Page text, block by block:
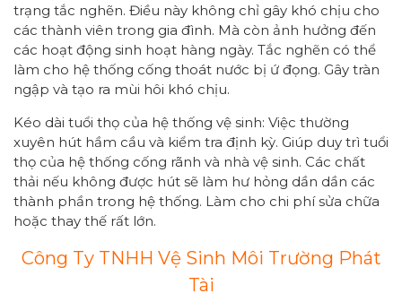
trạng tắc nghẽn. Điều này không chỉ gây khó chịu cho
các thành viên trong gia đình. Mà còn ảnh hưởng đến
các hoạt động sinh hoạt hàng ngày. Tắc nghẽn có thể
làm cho hệ thống cống thoát nước bị ứ đọng. Gây tràn
ngập và tạo ra mùi hôi khó chịu.
Kéo dài tuổi thọ của hệ thống vệ sinh: Việc thường
xuyên hút hầm cầu và kiểm tra định kỳ. Giúp duy trì tuổi
thọ của hệ thống cống rãnh và nhà vệ sinh. Các chất
thải nếu không được hút sẽ làm hư hỏng dần dần các
thành phần trong hệ thống. Làm cho chi phí sửa chữa
hoặc thay thế rất lớn.
Công Ty TNHH Vệ Sinh Môi Trường Phát
Tài